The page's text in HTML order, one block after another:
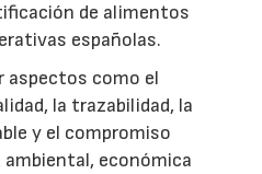
de alimentos
españolas.
aspectos como el
la trazabilidad, la
y el compromiso
económica